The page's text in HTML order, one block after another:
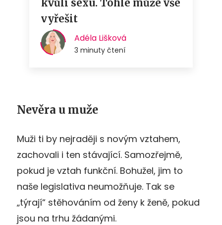
Nevěra u muže
Muži ti by nejraději s novým vztahem,
zachovali i ten stávající. Samozřejmě,
pokud je vztah funkční. Bohužel, jim to
naše legislativa neumožňuje. Tak se
„týrají“ stěhováním od ženy k ženě, pokud
jsou na trhu žádanými.